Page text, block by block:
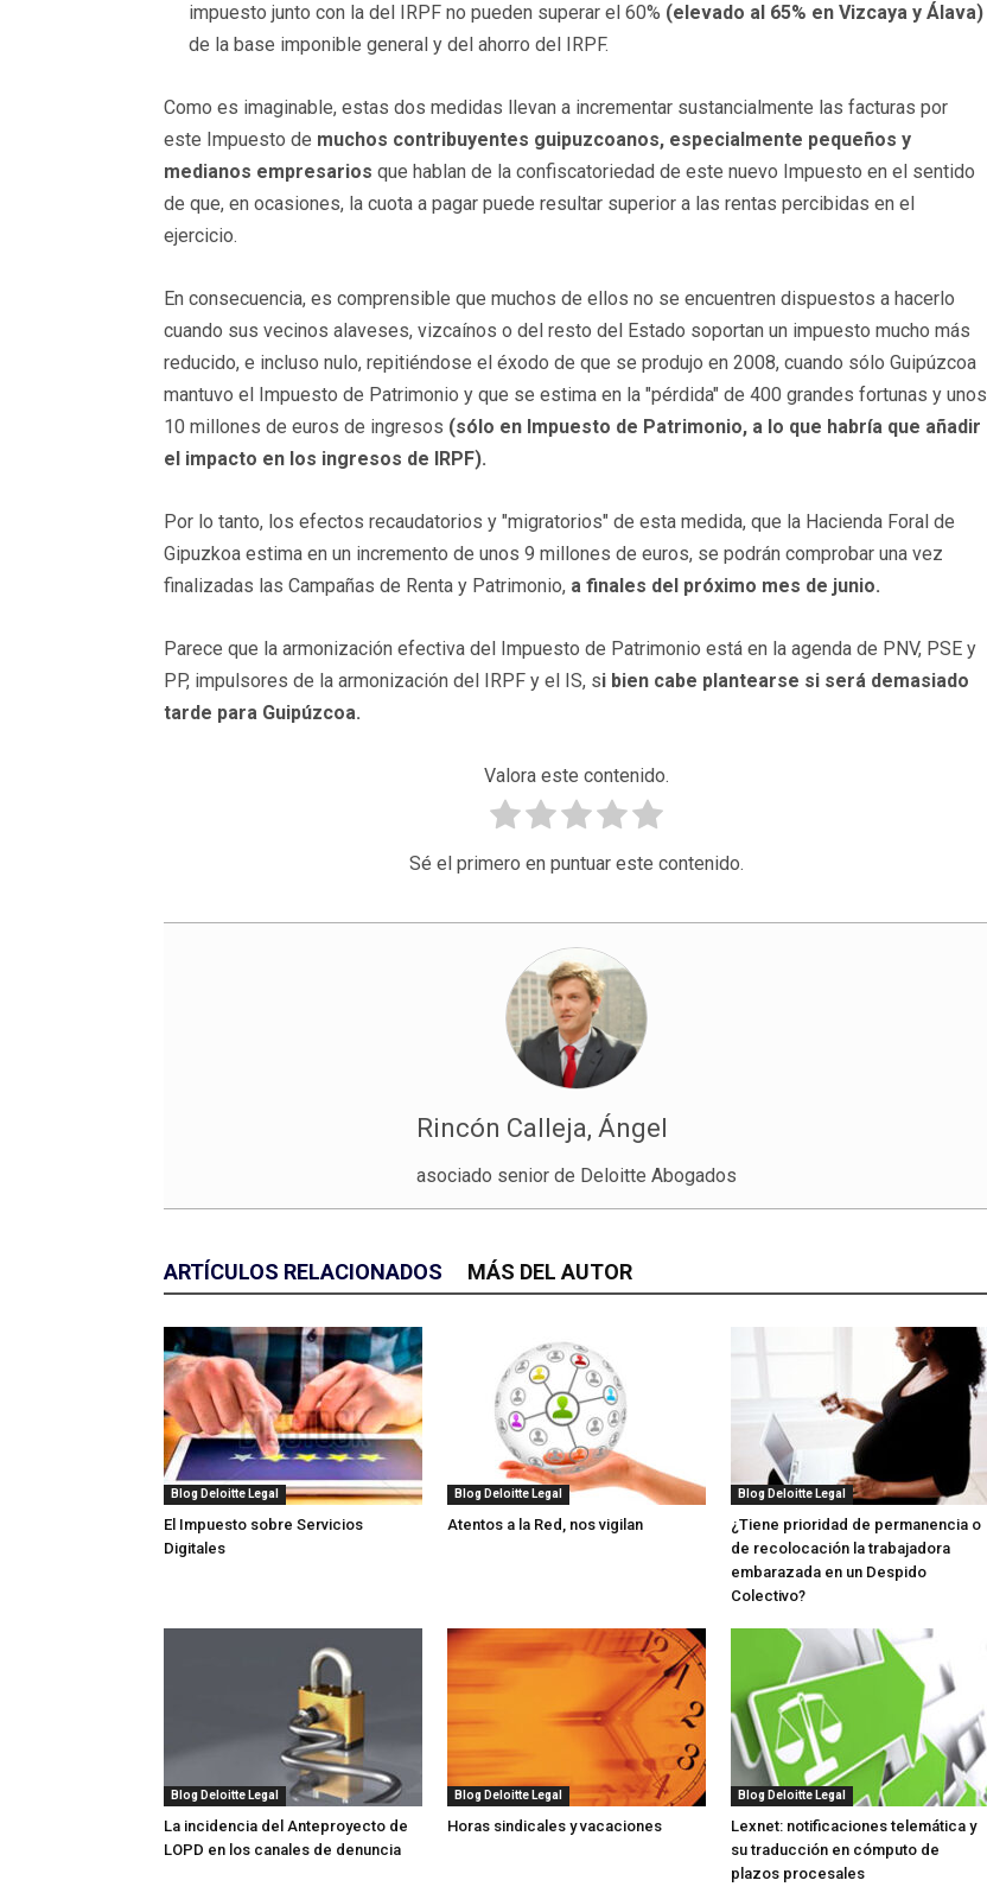
impuesto junto con la del IRPF no pueden superar el 60% (elevado al 65% en Vizcaya y Álava)
de la base imponible general y del ahorro del IRPF.
Como es imaginable, estas dos medidas llevan a incrementar sustancialmente las facturas por
este Impuesto de muchos contribuyentes guipuzcoanos, especialmente pequeños y
medianos empresarios que hablan de la confiscatoriedad de este nuevo Impuesto en el sentido
de que, en ocasiones, la cuota a pagar puede resultar superior a las rentas percibidas en el
ejercicio.
En consecuencia, es comprensible que muchos de ellos no se encuentren dispuestos a hacerlo
cuando sus vecinos alaveses, vizcaínos o del resto del Estado soportan un impuesto mucho más
reducido, e incluso nulo, repitiéndose el éxodo de que se produjo en 2008, cuando sólo Guipúzcoa
mantuvo el Impuesto de Patrimonio y que se estima en la "pérdida" de 400 grandes fortunas y unos
10 millones de euros de ingresos (sólo en Impuesto de Patrimonio, a lo que habría que añadir
el impacto en los ingresos de IRPF).
Por lo tanto, los efectos recaudatorios y "migratorios" de esta medida, que la Hacienda Foral de
Gipuzkoa estima en un incremento de unos 9 millones de euros, se podrán comprobar una vez
finalizadas las Campañas de Renta y Patrimonio, a finales del próximo mes de junio.
Parece que la armonización efectiva del Impuesto de Patrimonio está en la agenda de PNV, PSE y
PP, impulsores de la armonización del IRPF y el IS, si bien cabe plantearse si será demasiado
tarde para Guipúzcoa.
Valora este contenido.
Sé el primero en puntuar este contenido.
Rincón Calleja, Ángel
asociado senior de Deloitte Abogados
ARTÍCULOS RELACIONADOS MÁS DEL AUTOR
Blog Deloitte Legal
El Impuesto sobre Servicios
Digitales
Blog Deloitte Legal
Atentos a la Red, nos vigilan
Blog Deloitte Legal
¿Tiene prioridad de permanencia o
de recolocación la trabajadora
embarazada en un Despido
Colectivo?
Blog Deloitte Legal
La incidencia del Anteproyecto de
LOPD en los canales de denuncia
Blog Deloitte Legal
Horas sindicales y vacaciones
Blog Deloitte Legal
Lexnet: notificaciones telemática y
su traducción en cómputo de
plazos procesales